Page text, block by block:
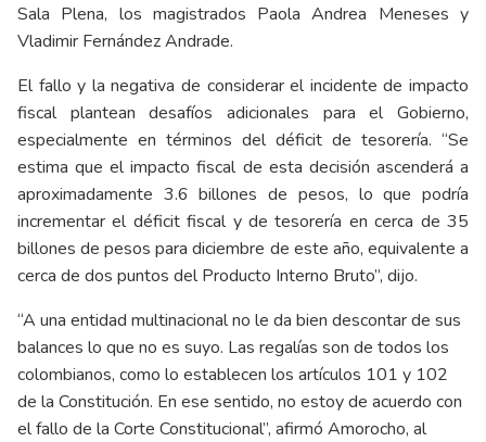
Sala Plena, los magistrados Paola Andrea Meneses y
Vladimir Fernández Andrade.
El fallo y la negativa de considerar el incidente de impacto
fiscal plantean desafíos adicionales para el Gobierno,
especialmente en términos del déficit de tesorería. “Se
estima que el impacto fiscal de esta decisión ascenderá a
aproximadamente 3.6 billones de pesos, lo que podría
incrementar el déficit fiscal y de tesorería en cerca de 35
billones de pesos para diciembre de este año, equivalente a
cerca de dos puntos del Producto Interno Bruto”, dijo.
“A una entidad multinacional no le da bien descontar de sus
balances lo que no es suyo. Las regalías son de todos los
colombianos, como lo establecen los artículos 101 y 102
de la Constitución. En ese sentido, no estoy de acuerdo con
el fallo de la Corte Constitucional”, afirmó Amorocho, al